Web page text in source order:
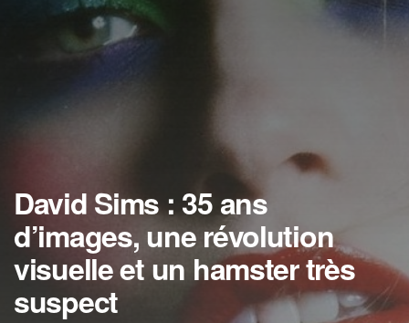
David Sims : 35 ans
d’images, une révolution
visuelle et un hamster très
suspect